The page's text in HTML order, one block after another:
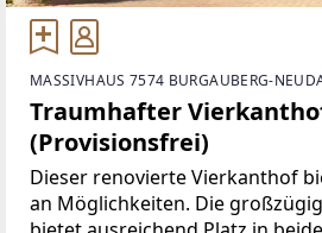
MASSIVHAUS 7574 BURGAUBERG-
Traumhafter
(Provisionsfrei)
Dieser renovierte Vierkanthof
an Möglichkeiten. Die